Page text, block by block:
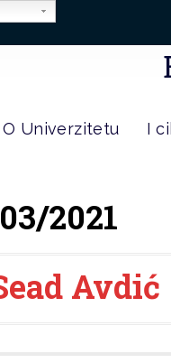
O Univerzitetu I
2021